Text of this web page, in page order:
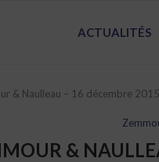
ACTUALITÉS
& Naulleau – 16 décembre 2015
&